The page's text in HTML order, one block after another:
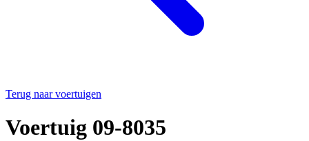
Terug naar voertuigen
Voertuig 09-8035